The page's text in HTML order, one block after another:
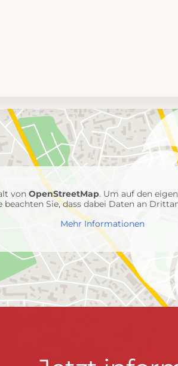
vonOpenStreetMap. Um auf den
Sie, dass dabei Daten an
Mehr Informationen